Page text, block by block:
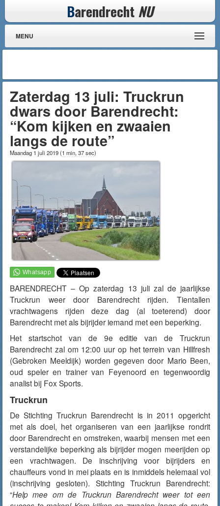
Barendrecht NU
MENU
Zaterdag 13 juli: Truckrun
dwars door Barendrecht:
“Kom kijken en zwaaien
langs de route”
Maandag 1 juli 2019(1 min, 37 sec)
BARENDRECHT – Op zaterdag 13 juli zal de jaarlijkse
Truckrun weer door Barendrecht rijden. Tientallen
vrachtwagens rijden deze dag (al toeterend) door
Barendrecht met als bijrijder iemand met een beperking.
Het startschot van de 9e editie van de Truckrun
Barendrecht zal om 12:00 uur op het terrein van Hillfresh
(Gebroken Meeldijk) worden gegeven door Mario Been,
oud speler en trainer van Feyenoord en tegenwoordig
analist bij Fox Sports.
Truckrun
De Stichting Truckrun Barendrecht is in 2011 opgericht
met als doel, het organiseren van een jaarlijkse rondrit
door Barendrecht en omstreken, waarbij mensen met een
verstandelijke beperking als bijrijder mogen meerijden op
een vrachtwagen. De inschrijving voor bijrijders en
chauffeurs vond in mei plaats en is inmiddels helemaal vol
(inschrijving gesloten). Stichting Truckrun Barendrecht:
“Help mee om de Truckrun Barendrecht weer tot een